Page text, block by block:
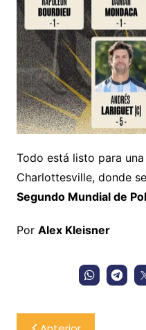
Todo está listo para
Charlottesville, donde
Segundo Mundial de
Por Alex Kleisner
Navegación